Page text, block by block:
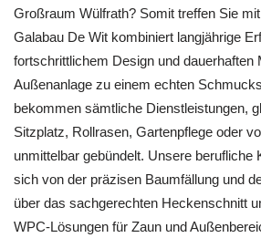
Großraum Wülfrath? Somit treffen Sie
Galabau De Wit kombiniert langjährige
fortschrittlichem Design und dauerhaften
Außenanlage zu einem echten
bekommen sämtliche Dienstleistungen,
Sitzplatz, Rollrasen, Gartenpflege oder
unmittelbar gebündelt. Unsere berufliche
sich von der präzisen Baumfällung und
über das sachgerechten Heckenschnitt
WPC-Lösungen für Zaun und